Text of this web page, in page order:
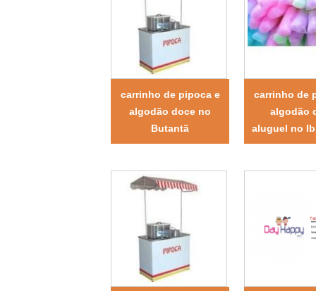
carrinho de pipoca e
algodão doce no
Butantã
carrinho de
algodão
aluguel no